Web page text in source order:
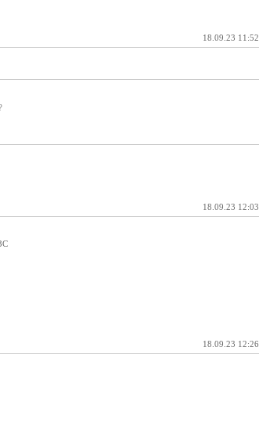
18.09.23 11:52
18.09.23 12:03
18.09.23 12:26